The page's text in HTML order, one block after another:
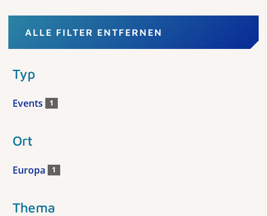
ALLE FILTER ENTFERNEN
Typ
Events 1
Ort
Europa 1
Thema